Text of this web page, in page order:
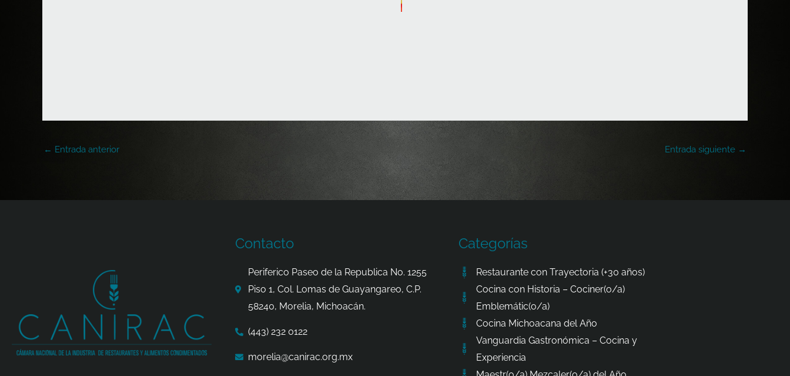
← Entrada anterior Entrada siguiente →
Contacto
Periferico Paseo de la Republica No. 1255
Piso 1, Col. Lomas de Guayangareo, C.P.
58240, Morelia, Michoacán.
(443) 232 0122
morelia@canirac.org.mx
Categorías
Restaurante con Trayectoria (+30 años)
Cocina con Historia – Cociner(o/a)
Emblemátic(o/a)
Cocina Michoacana del Año
Vanguardia Gastronómica – Cocina y
Experiencia